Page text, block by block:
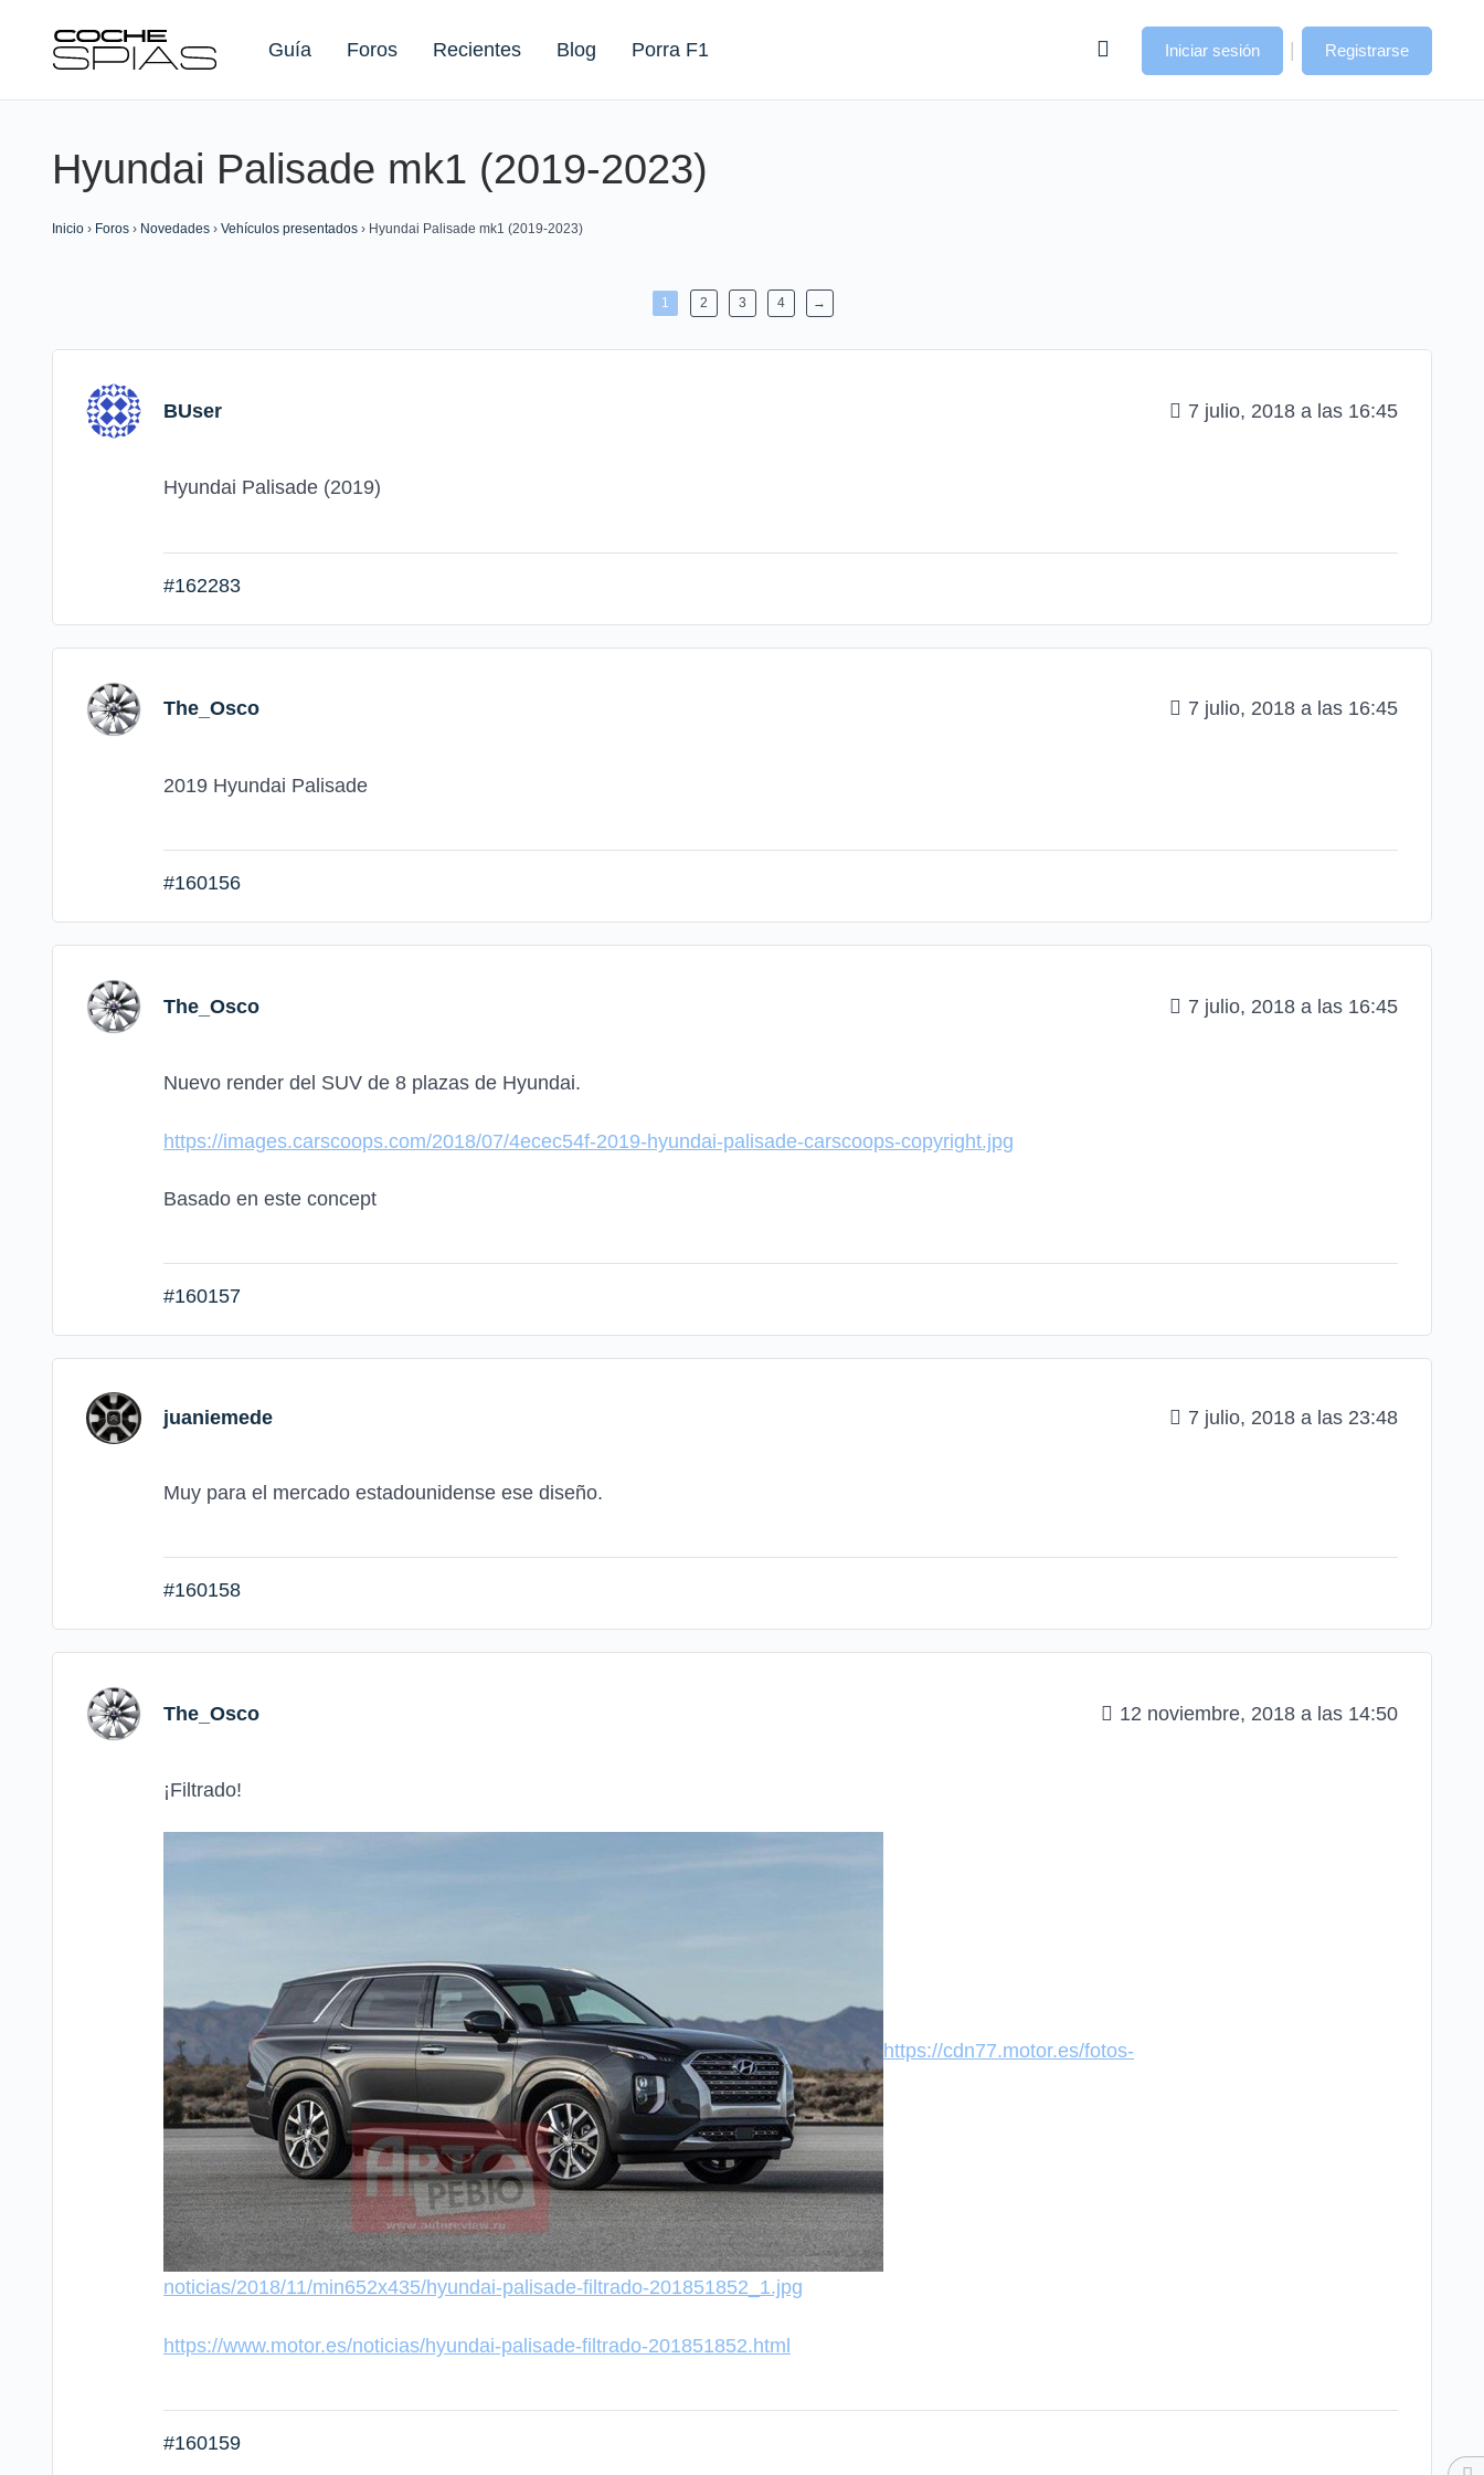
Guía Foros Recientes Blog Porra F1
Buscar:
Iniciar sesión | Registrarse
Hyundai Palisade mk1 (2019-2023)
Inicio › Foros › Novedades › Vehículos presentados › Hyundai Palisade mk1 (2019-2023)
1 2 3 4 →
BUser 7 julio, 2018 a las 16:45
Hyundai Palisade (2019)
#162283
The_Osco 7 julio, 2018 a las 16:45
2019 Hyundai Palisade
#160156
The_Osco 7 julio, 2018 a las 16:45
Nuevo render del SUV de 8 plazas de Hyundai.
https://images.carscoops.com/2018/07/4ecec54f-2019-hyundai-palisade-carscoops-copyright.jpg
Basado en este concept
#160157
juaniemede 7 julio, 2018 a las 23:48
Muy para el mercado estadounidense ese diseño.
#160158
The_Osco 12 noviembre, 2018 a las 14:50
¡Filtrado!
https://cdn77.motor.es/fotos-
noticias/2018/11/min652x435/hyundai-palisade-filtrado-201851852_1.jpg
https://www.motor.es/noticias/hyundai-palisade-filtrado-201851852.html
#160159